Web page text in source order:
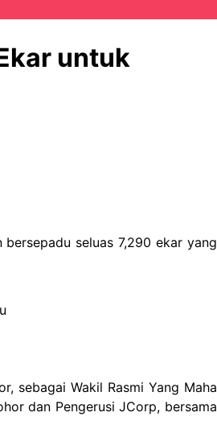
untuk
seluas 7,290 ekar yang
sebagai Wakil Rasmi Yang Maha
dan Pengerusi JCorp, bersama